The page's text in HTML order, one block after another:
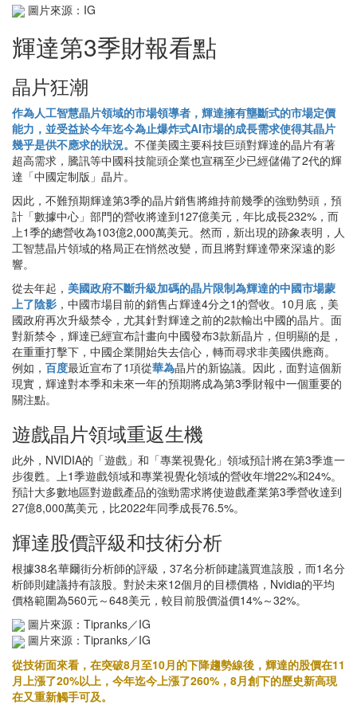
圖片來源：IG
輝達第3季財報看點
晶片狂潮
作為人工智慧晶片領域的市場領導者，輝達擁有壟斷式的市場定價
能力，並受益於今年迄今為止爆炸式AI市場的成長需求使得其晶片
幾乎是供不應求的狀況。 不僅美國主要科技巨頭對輝達的晶片有著
超高需求，騰訊等中國科技龍頭企業也宣稱至少已經儲備了2代的輝
達「中國定制版」晶片。
因此，不難預期輝達第3季的晶片銷售將維持前幾季的強勁勢頭，預
計「數據中心」部門的營收將達到127億美元，年比成長232%，而
上1季的總營收為103億2,000萬美元。然而，新出現的跡象表明，人
工智慧晶片領域的格局正在悄然改變，而且將對輝達帶來深遠的影
響。
從去年起， 美國政府不斷升級加碼的晶片限制為輝達的中國市場蒙
上了陰影 ，中國市場目前的銷售占輝達4分之1的營收。10月底，美
國政府再次升級禁令，尤其針對輝達之前的2款輸出中國的晶片。面
對新禁令，輝達已經宣布計畫向中國發布3款新晶片，但明顯的是，
在重重打擊下，中國企業開始失去信心，轉而尋求非美國供應商。
例如， 百度最近宣布了1項從華為晶片的新協議。因此，面對這個新
現實，輝達對本季和未來一年的預期將成為第3季財報中一個重要的
關注點。
遊戲晶片領域重返生機
此外，NVIDIA的「遊戲」和「專業視覺化」領域預計將在第3季進一
步復甦。上1季遊戲領域和專業視覺化領域的營收年增22%和24%。
預計大多數地區對遊戲產品的強勁需求將使遊戲產業第3季營收達到
27億8,000萬美元，比2022年同季成長76.5%。
輝達股價評級和技術分析
根據38名華爾街分析師的評級，37名分析師建議買進該股，而1名分
析師則建議持有該股。對於未來12個月的目標價格，Nvidia的平均
價格範圍為560元～648美元，較目前股價溢價14%～32%。
圖片來源：Tipranks／IG
圖片來源：Tipranks／IG
從技術面來看，在突破8月至10月的下降趨勢線後，輝達的股價在11
月上漲了20%以上，今年迄今上漲了260%，8月創下的歷史新高現
在又重新觸手可及。